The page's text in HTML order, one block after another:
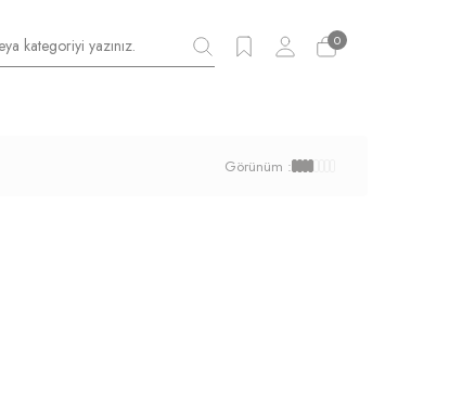
0
Görünüm :